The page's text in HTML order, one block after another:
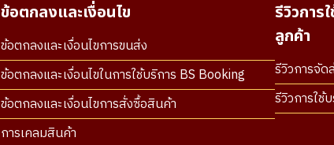
ข้อตกลงและเงื่อนไข
ข้อตกลงและเงื่อนไขการขนส่ง
ข้อตกลงและเงื่อนไขในการใช้บริการ BS Booking
ข้อตกลงและเงื่อนไขการสั่งซื้อสินค้า
การเคลมสินค้า
รีวิวการ
ลูกค้า
รีวิวการจั
รีวิวการใช้